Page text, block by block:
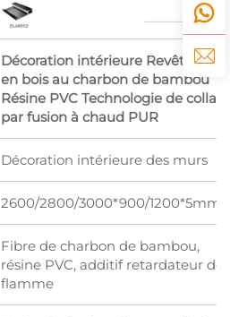
Décoration intérieure Revêtement
en bois au charbon de bambou
Résine PVC Technologie de
par fusion à chaud PUR
Décoration intérieure des murs
2600/2800/3000*900/1200*5mm
Fibre de charbon de bambou,
résine PVC, additif retardateur de
flamme